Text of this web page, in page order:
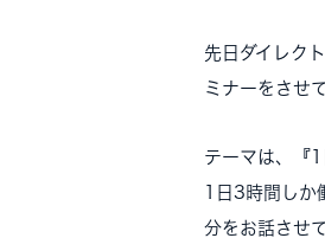
先日ダイレク
ミナーをさせ
テーマは、『
1日3時間しか
分をお話させ